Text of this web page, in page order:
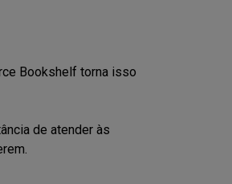
Bookshelf torna isso
de atender às